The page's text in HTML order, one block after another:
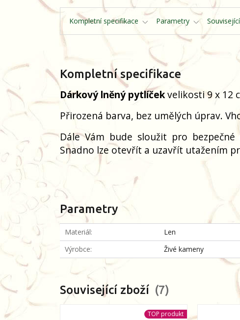
Kompletní specifikace Parametry
Kompletní specifikace
Dárkový lněný pytlíčekvelikosti 9 x 12
Přirozená barva, bez umělých úprav.
Dále Vám bude sloužit pro
Snadno lze otevřít a uzavřít utažením
Parametry
Materiál
Len
Výrobce
Živé kameny
Související zboží 7
TOP produkt